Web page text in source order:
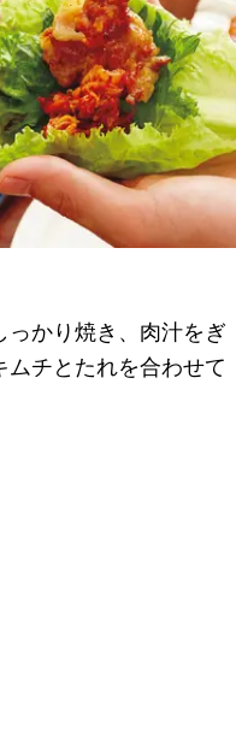
っかり焼き、肉汁をぎ
ムチとたれを合わせて